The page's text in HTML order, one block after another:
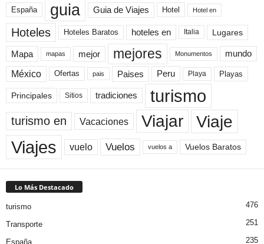
España guia Guia de Viajes Hotel Hotel en
Hoteles Hoteles Baratos hoteles en Italia Lugares
Mapa mapas mejor mejores Monumentos mundo
México Ofertas pais Paises Peru Playa Playas
Principales Sitios tradiciones turismo
turismo en Vacaciones Viajar Viaje
Viajes vuelo Vuelos vuelos a Vuelos Baratos
Lo Más Destacado
turismo 476
Transporte 251
España 235